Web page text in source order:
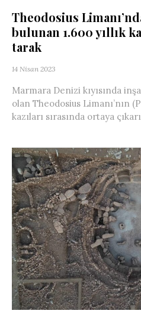
Theodosius
bulunan 1.600 yıllık
tarak
14 Nisan 2023
Marmara Denizi kıyısında
olan Theodosius Limanı’nın
kazıları sırasında ortaya